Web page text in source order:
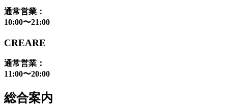
通常営業：
10:00〜21:00
CREARE
通常営業：
11:00〜20:00
総合案内